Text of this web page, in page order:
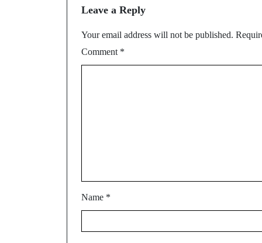
Leave a Reply
Your email address will not be published.
Comment *
Name *